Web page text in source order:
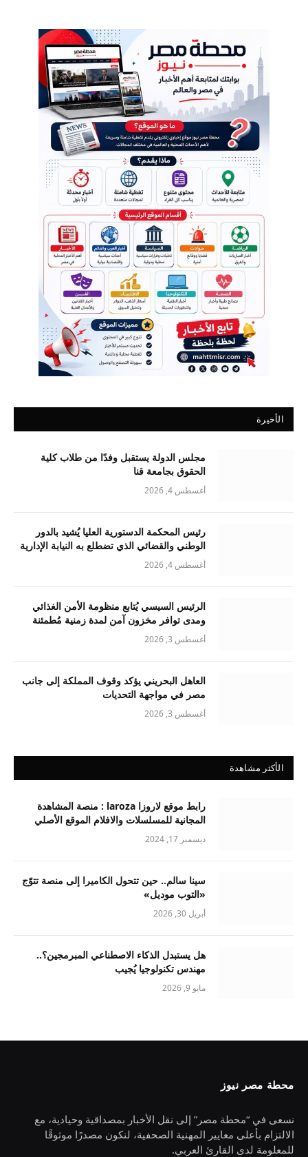
الأخيرة
مجلس الدولة يستقبل وفدًا من طلاب كلية
الحقوق بجامعة قنا
أغسطس 4, 2026
رئيس المحكمة الدستورية العليا يُشيد بالدور
الوطني والقضائي الذي تضطلع به النيابة الإدارية
أغسطس 4, 2026
الرئيس السيسي يُتابع منظومة الأمن الغذائي
ومدى توافر مخزون آمن لمدة زمنية مُطمئنة
أغسطس 3, 2026
العاهل البحريني يؤكد وقوف المملكة إلى جانب
مصر في مواجهة التحديات
أغسطس 3, 2026
الأكثر مشاهدة
رابط موقع لاروزا laroza : منصة المشاهدة
المجانية للمسلسلات والافلام الموقع الأصلي
ديسمبر 17, 2024
سينا سالم.. حين تتحول الكاميرا إلى منصة تتوّج
«التوب موديل»
أبريل 30, 2026
هل يستبدل الذكاء الاصطناعي المبرمجين؟..
مهندس تكنولوجيا يُجيب
مايو 9, 2026
محطة مصر نيوز
نسعى في “محطة مصر” إلى نقل الأخبار بمصداقية وحيادية، مع
الالتزام بأعلى معايير المهنية الصحفية، لنكون مصدرًا موثوقًا
للمعلومة لدى القارئ العربي.